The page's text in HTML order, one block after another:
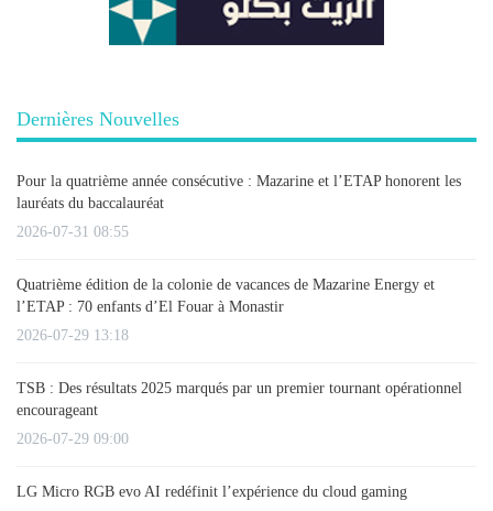
Dernières Nouvelles
Pour la quatrième année consécutive : Mazarine et l’ETAP honorent les
lauréats du baccalauréat
2026-07-31 08:55
Quatrième édition de la colonie de vacances de Mazarine Energy et
l’ETAP : 70 enfants d’El Fouar à Monastir
2026-07-29 13:18
TSB : Des résultats 2025 marqués par un premier tournant opérationnel
encourageant
2026-07-29 09:00
LG Micro RGB evo AI redéfinit l’expérience du cloud gaming